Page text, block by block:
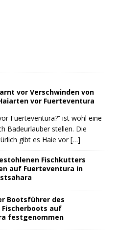
vor Verschwinden von
vor Fuerteventura
Fuerteventura?“ ist wohl eine
Badeurlauber stellen. Die
gibt es Haie vor[…]
Fischkutters
auf Fuerteventura in
Bootsführer des
auf
festgenommen